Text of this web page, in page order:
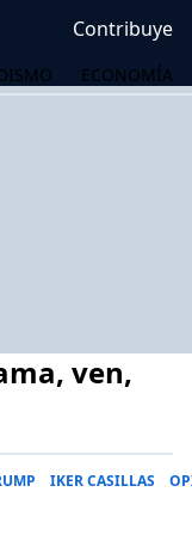
Contribuye
ECONOMÍA
ven,
IKER CASILLAS